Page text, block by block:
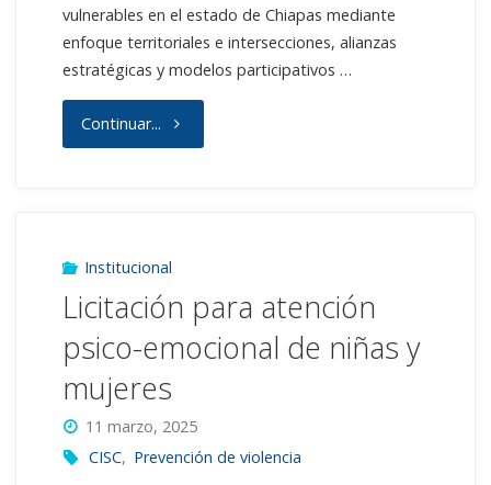
vulnerables en el estado de Chiapas mediante
enfoque territoriales e intersecciones, alianzas
estratégicas y modelos participativos …
Continuar... "Licitación
talleres
de
fortalecimiento
con
mujeres"
Institucional
Licitación para atención
psico-emocional de niñas y
mujeres
11 marzo, 2025
CISC, Prevención de violencia